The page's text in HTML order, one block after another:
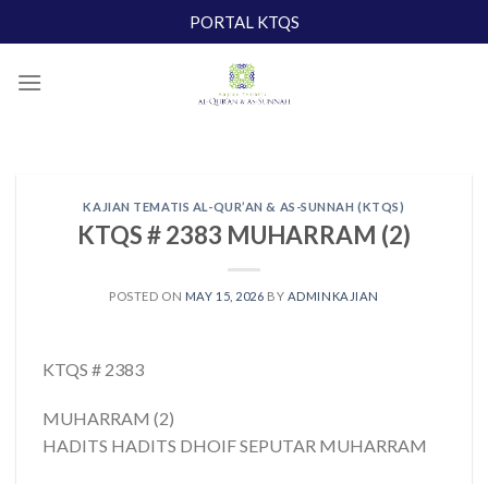
to
PORTAL KTQS
KAJIAN TEMATIS AL-QUR’AN & AS-SUNNAH (KTQS)
KTQS # 2383 MUHARRAM (2)
POSTED ON MAY 15, 2026 BY ADMINKAJIAN
KTQS # 2383
MUHARRAM (2)
HADITS HADITS DHOIF SEPUTAR MUHARRAM